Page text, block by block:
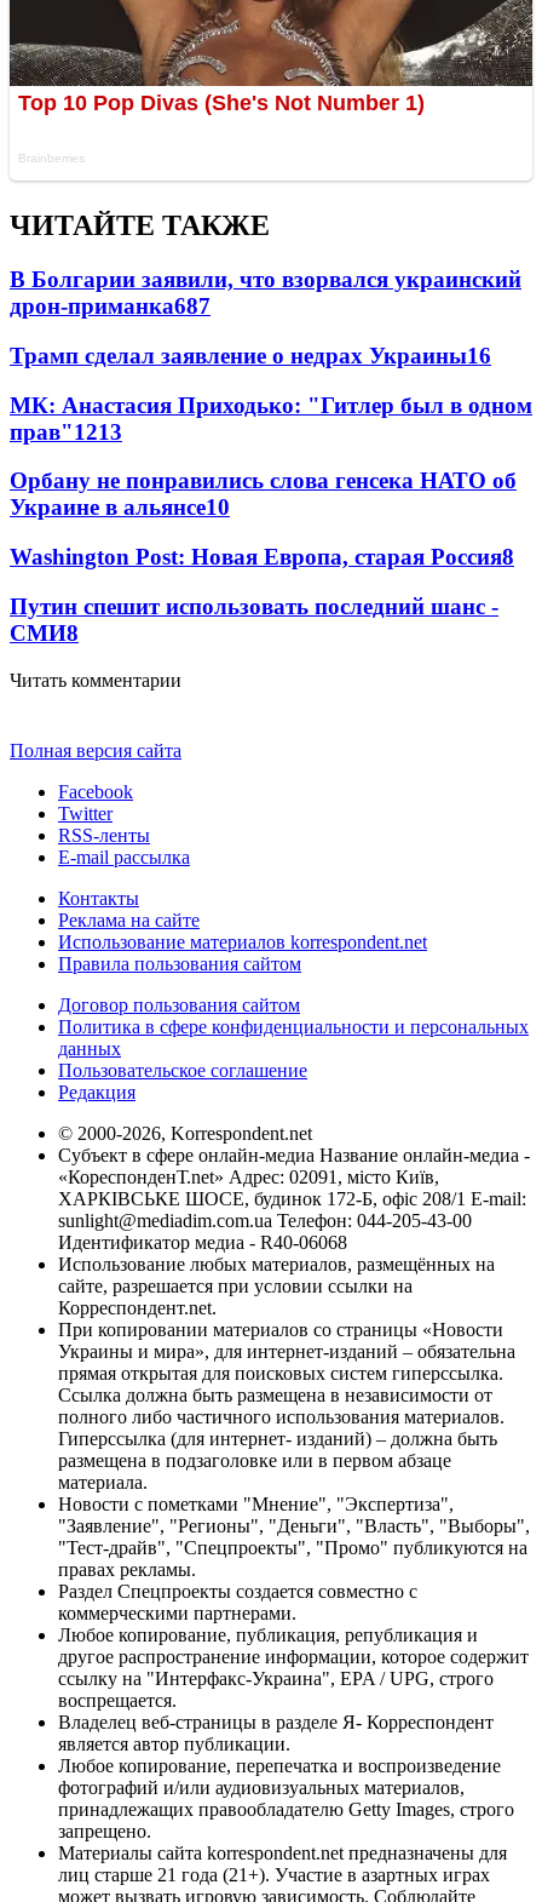
ЧИТАЙТЕ ТАКЖЕ
В Болгарии заявили, что взорвался украинский
дрон-приманка687
Трамп сделал заявление о недрах Украины16
МК: Анастасия Приходько: "Гитлер был в одном
прав"1213
Орбану не понравились слова генсека НАТО об
Украине в альянсе10
Washington Post: Новая Европа, старая Россия8
Путин спешит использовать последний шанс -
СМИ8
Читать комментарии
Полная версия сайта
Facebook
Twitter
RSS-ленты
E-mail рассылка
Контакты
Реклама на сайте
Использование материалов korrespondent.net
Правила пользования сайтом
Договор пользования сайтом
Политика в сфере конфиденциальности и персональных
данных
Пользовательское соглашение
Редакция
© 2000-2026, Korrespondent.net
Субъект в сфере онлайн-медиа Название онлайн-медиа -
«КореспонденТ.net» Адрес: 02091, місто Київ,
ХАРКІВСЬКЕ ШОСЕ, будинок 172-Б, офіс 208/1 E-mail:
sunlight@mediadim.com.ua Телефон: 044-205-43-00
Идентификатор медиа - R40-06068
Использование любых материалов, размещённых на
сайте, разрешается при условии ссылки на
Корреспондент.net.
При копировании материалов со страницы «Новости
Украины и мира», для интернет-изданий – обязательна
прямая открытая для поисковых систем гиперссылка.
Ссылка должна быть размещена в независимости от
полного либо частичного использования материалов.
Гиперссылка (для интернет- изданий) – должна быть
размещена в подзаголовке или в первом абзаце
материала.
Новости с пометками "Мнение", "Экспертиза",
"Заявление", "Регионы", "Деньги", "Власть", "Выборы",
"Тест-драйв", "Спецпроекты", "Промо" публикуются на
правах рекламы.
Раздел Спецпроекты создается совместно с
коммерческими партнерами.
Любое копирование, публикация, републикация и
другое распространение информации, которое содержит
ссылку на "Интерфакс-Украина", EPA / UPG, строго
воспрещается.
Владелец веб-страницы в разделе Я- Корреспондент
является автор публикации.
Любое копирование, перепечатка и воспроизведение
фотографий и/или аудиовизуальных материалов,
принадлежащих правообладателю Getty Images, строго
запрещено.
Материалы сайта korrespondent.net предназначены для
лиц старше 21 года (21+). Участие в азартных играх
может вызвать игровую зависимость. Соблюдайте